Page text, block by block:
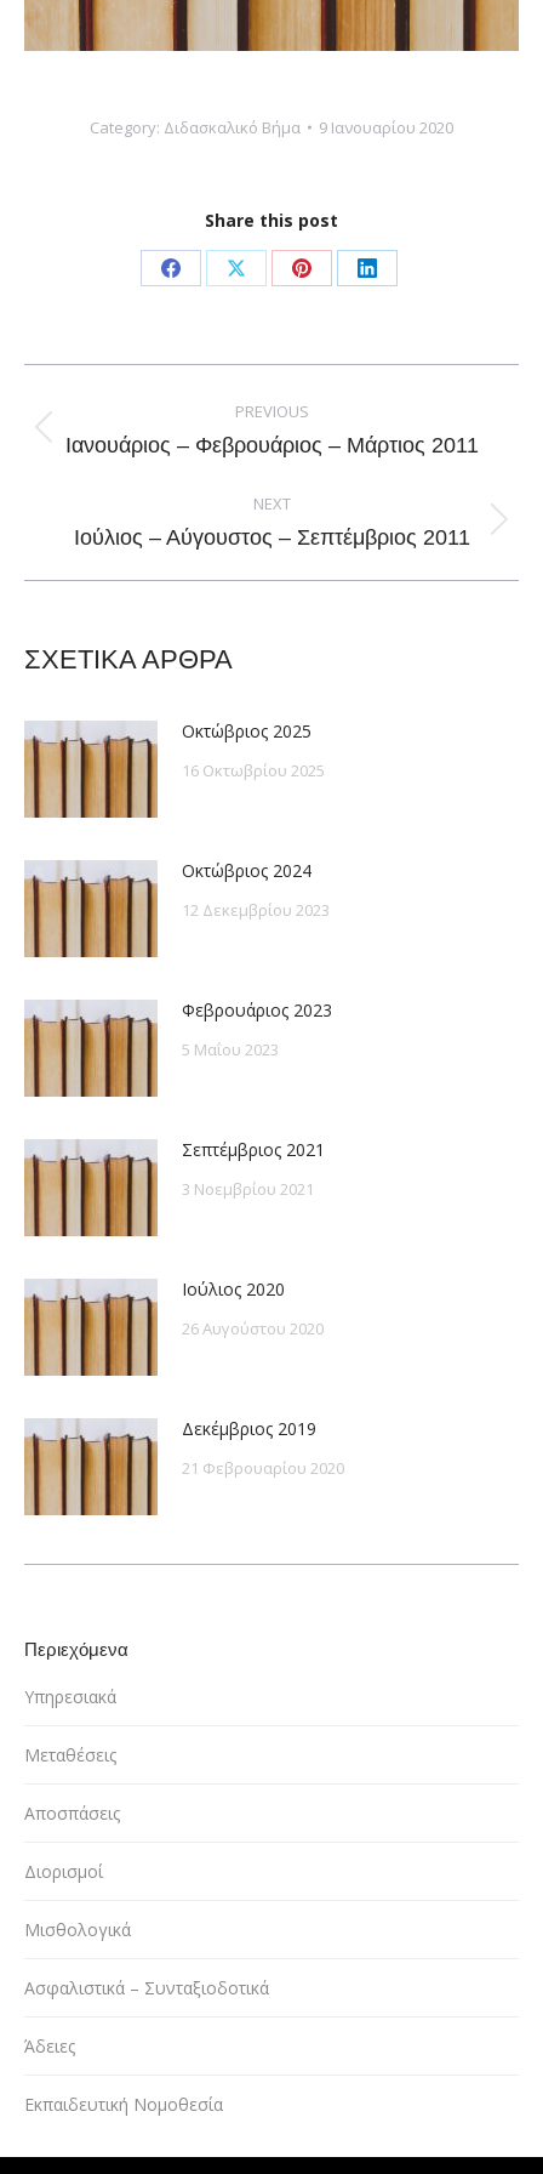
Category: Διδασκαλικό Βήμα 9 Ιανουαρίου 2020
Share this post
Share
Facebook
Share
X
Share
Pinterest
Share
LinkedIn
navigation
PREVIOUS
Previous
Ιανουάριος – Φεβρουάριος – Μάρτιος 2011
NEXT
Next
Ιούλιος – Αύγουστος – Σεπτέμβριος 2011
ΣΧΕΤΙΚΑ ΑΡΘΡΑ
Οκτώβριος 2025
16 Οκτωβρίου 2025
Οκτώβριος 2024
12 Δεκεμβρίου 2023
Φεβρουάριος 2023
5 Μαΐου 2023
Σεπτέμβριος 2021
3 Νοεμβρίου 2021
Ιούλιος 2020
26 Αυγούστου 2020
Δεκέμβριος 2019
21 Φεβρουαρίου 2020
Περιεχόμενα
Υπηρεσιακά
Μεταθέσεις
Αποσπάσεις
Διορισμοί
Μισθολογικά
Ασφαλιστικά – Συνταξιοδοτικά
Άδειες
Εκπαιδευτική Νομοθεσία